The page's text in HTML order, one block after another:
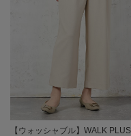
【ウォッシャブル】WALK